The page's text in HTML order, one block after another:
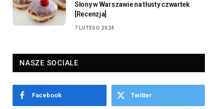
Słony w Warszawie na tłusty czwartek
[Recenzja]
7 LUTEGO 2024
NASZE SOCIALE
Facebook Twitter